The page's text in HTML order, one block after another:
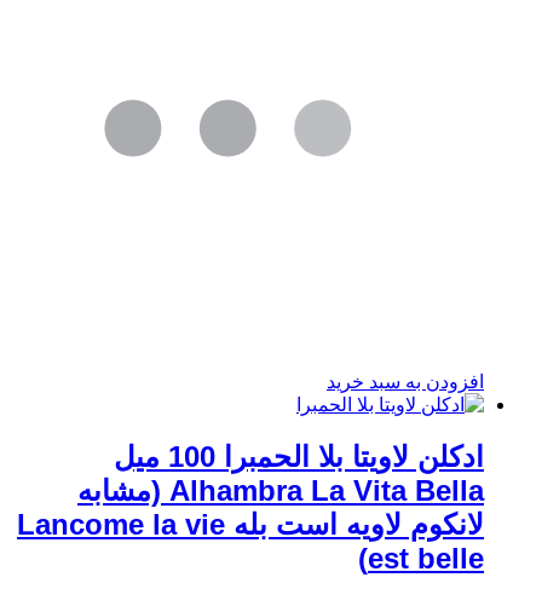
افزودن به سبد خرید
ادکلن لاویتا بلا الحمبرا 100 میل
Alhambra La Vita Bella (مشابه
لانکوم لاویه است بله Lancome la vie
est belle)